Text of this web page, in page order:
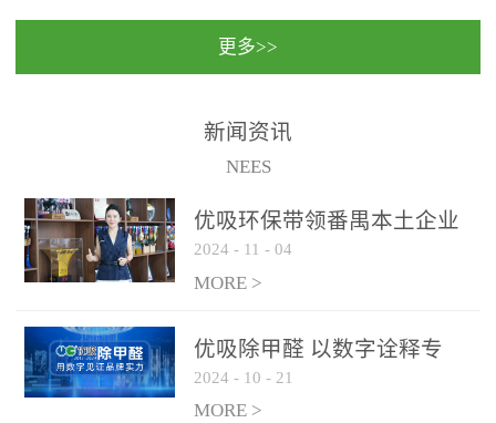
民法院室内除甲醛空气治
保施工日期：2020年1月珠
国家通过设在对外开放口
（及各出入境边防检查
更多>>
新闻资讯
NEES
优吸环保带领番禺本​土企业
勇敢破局向“新”
2024 - 11 - 04
MORE >
优吸除甲醛 以数字诠释专
业，尽显除醛品牌实力！
2024 - 10 - 21
MORE >